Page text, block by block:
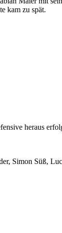
kam zu spät.
heraus
Simon Süß,